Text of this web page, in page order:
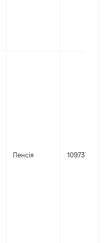
Пенсія 109737